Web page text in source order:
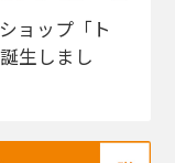
ョップ「ト
生しまし